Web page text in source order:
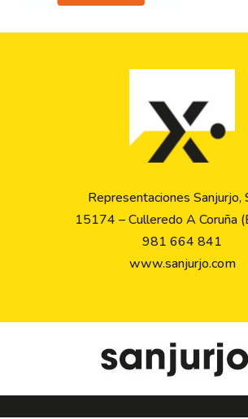
Representaciones Sanjurjo,
15174 – Culleredo A Coruña
981 664 841
www.sanjurjo.com